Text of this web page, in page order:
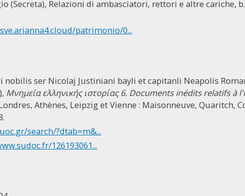
(Secreta), Relazioni di ambasciatori, rettori e altre cariche, b.
patrimonio/0...
ser Nicolaj Justiniani bayli et capitanli Neapolis
Μνημεία ελληνικής ιστορίας 6. Documents inédits relatifs à
Athènes, Leipzig et Vienne : Maisonneuve, Quaritch,
search/?dtab=m&...
126193061...